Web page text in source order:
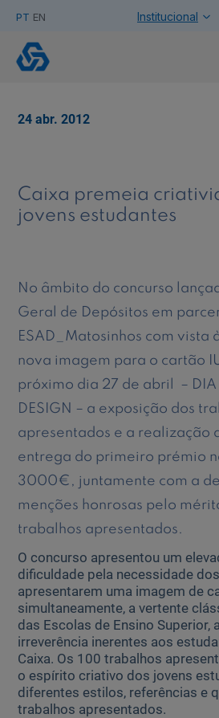
PT EN Institucional
Empresas
Ajuda Empresas
Quero ser cliente:
Aderir ao Caixadirecta
Aderir ao Caixadirecta Empresas
Links úteis:
Faça download da App
Registo fornecedor confirming
Caixa
premeia
jovens
estudantes
24 abr. 2012
Caixa premeia
jovens estudantes
No âmbito do concurso
Geral de Depósitos em
ESAD_Matosinhos com vista
nova imagem para o cartão
próximo dia 27 de abril – DIA
DESIGN – a exposição dos
apresentados e a realização
entrega do primeiro prémio
3000€, juntamente com a
menções honrosas pelo
trabalhos apresentados.
O concurso apresentou um
dificuldade pela necessidade
apresentarem uma imagem de
simultaneamente, a vertente
das Escolas de Ensino Superior,
irreverência inerentes aos
Caixa. Os 100 trabalhos
o espírito criativo dos jovens
diferentes estilos, referências e
trabalhos apresentados.